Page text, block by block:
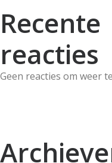
Recente
reacties
Geen reacties om weer